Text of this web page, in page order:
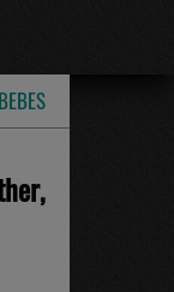
BEBES